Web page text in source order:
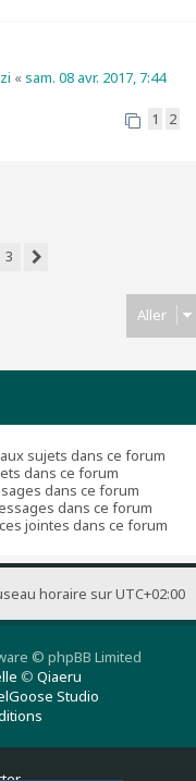
«sam. 08 avr. 2017, 7:44
1 2
3
Aller
sujets dans ce forum
dans ce forum
dans ce forum
dans ce forum
jointes dans ce forum
horaire surUTC+02:00
© phpBB Limited
© Qiaeru
Studio